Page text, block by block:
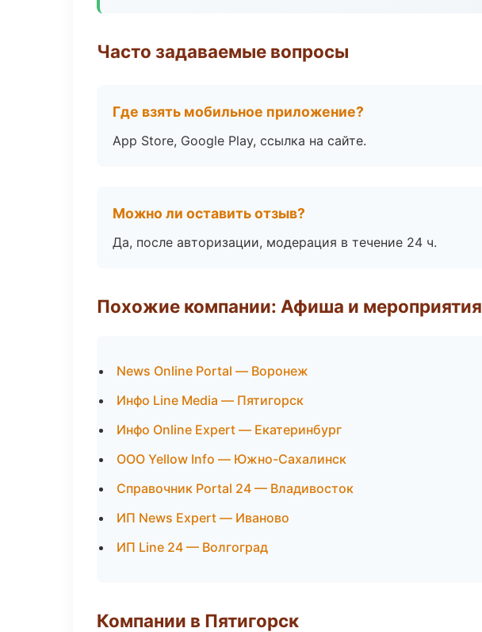
Часто задаваемые вопросы
Где взять мобильное приложение?
App Store, Google Play, ссылка на сайте.
Можно ли оставить отзыв?
Да, после авторизации, модерация в течение 24 ч.
Похожие компании: Афиша и мероприятия
News Online Portal — Воронеж
Инфо Line Media — Пятигорск
Инфо Online Expert — Екатеринбург
ООО Yellow Info — Южно-Сахалинск
Справочник Portal 24 — Владивосток
ИП News Expert — Иваново
ИП Line 24 — Волгоград
Компании в Пятигорск